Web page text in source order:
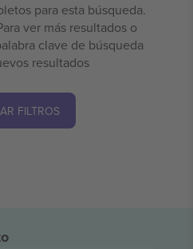
para esta búsqueda.
ver más resultados o
clave de búsqueda
resultados
FILTROS